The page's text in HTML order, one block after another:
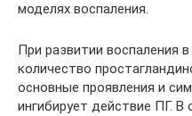
моделях воспаления.
При развитии воспаления
количество
основные проявления и
ингибирует действие ПГ. В